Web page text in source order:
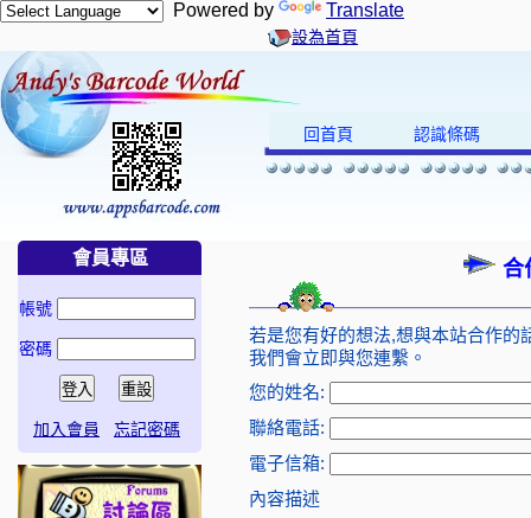
Powered by Translate
設為首頁
回首頁 認識條碼
會員專區
帳號
密碼
加入會員 忘記密碼
合
若是您有好的想法,想與本站合作的
我們會立即與您連繫。
您的姓名:
聯絡電話:
電子信箱:
內容描述